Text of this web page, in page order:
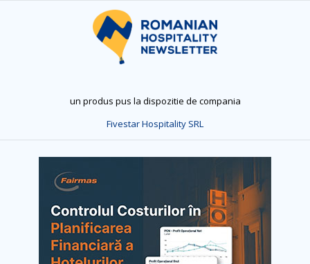
un produs pus la dispozitie de compania
Fivestar Hospitality SRL